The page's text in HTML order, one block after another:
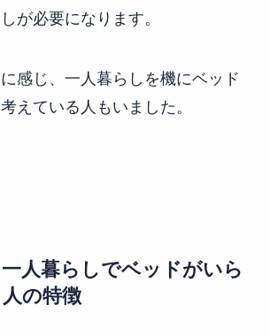
が必要になります。
感じ、一人暮らしを機にベッド
えている人もいました。
人暮らしでベッドがいら
の特徴